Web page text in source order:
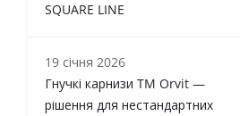
SQUARE LINE
19 січня 2026
Гнучкі карнизи TM Orvit —
рішення для нестандартних